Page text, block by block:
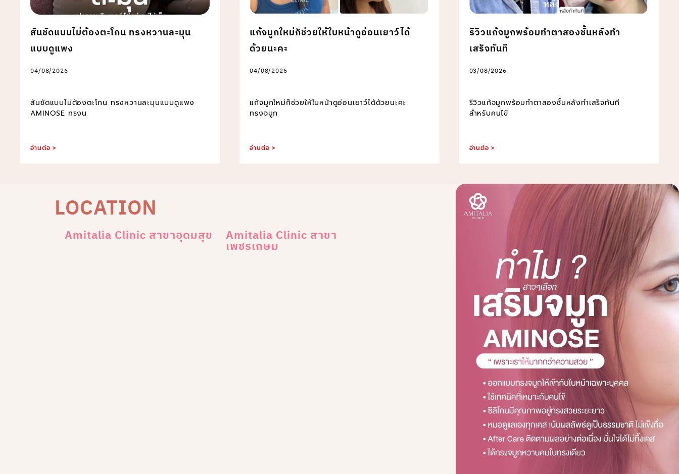
สันชัดแบบไม่ต้องตะโกน ทรงหวานละมุน
แบบดูแพง
04/08/2026
สันชัดแบบไม่ต้องตะโกน ทรงหวานละมุนแบบดูแพง
AMINOSE ทรงน
อ่านต่อ >
แก้จมูกใหม่ก็ช่วยให้ใบหน้าดูอ่อนเยาว์ได้
ด้วยนะคะ
04/08/2026
แก้จมูกใหม่ก็ช่วยให้ใบหน้าดูอ่อนเยาว์ได้ด้วยนะคะ
ทรงจมูก
อ่านต่อ >
รีวิวแก้จมูกพร้อมทำตาสองชั้นหลังทำ
เสร็จทันที
03/08/2026
รีวิวแก้จมูกพร้อมทำตาสองชั้นหลังทำเสร็จทันที
สำหรับคนไข้
อ่านต่อ >
LOCATION
Amitalia Clinic สาขาอุดมสุข Amitalia Clinic สาขา
เพชรเกษม